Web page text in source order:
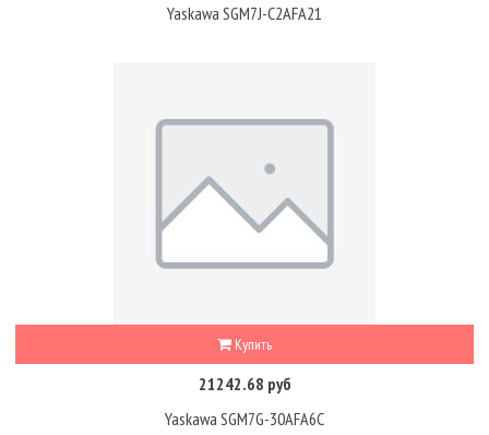
Yaskawa SGM7J-C2AFA21
Купить
21242.68 руб
Yaskawa SGM7G-30AFA6C